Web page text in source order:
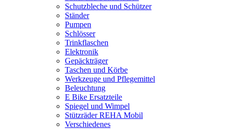
Schutzbleche und Schützer
Ständer
Pumpen
Schlösser
Trinkflaschen
Elektronik
Gepäckträger
Taschen und Körbe
Werkzeuge und Pflegemittel
Beleuchtung
E Bike Ersatzteile
Spiegel und Wimpel
Stützräder REHA Mobil
Verschiedenes